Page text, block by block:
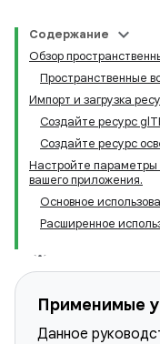
Содержание
Обзор
Пространственные
Импорт и загрузка
Создайте ресурс
Создайте ресурс
Настройте
вашего приложения.
Основное
Расширенное
Применимые
Данное